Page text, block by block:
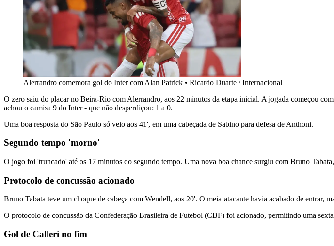
Alerrandro comemora gol do Inter com Alan Patrick • Ricardo Duarte / Internacional
O zero saiu do placar no Beira-Rio com Alerrandro, aos 22 minutos da etapa inicial. A jogada começou
achou o camisa 9 do Inter - que não desperdiçou: 1 a 0.
Uma boa resposta do São Paulo só veio aos 41', em uma cabeçada de Sabino para defesa de Anthoni.
Segundo tempo 'morno'
O jogo foi 'truncado' até os 17 minutos do segundo tempo. Uma nova boa chance surgiu com Bruno
Protocolo de concussão acionado
Bruno Tabata teve um choque de cabeça com Wendell, aos 20'. O meia-atacante havia acabado de entrar,
O protocolo de concussão da Confederação Brasileira de Futebol (CBF) foi acionado, permitindo uma
Gol de Calleri no fim